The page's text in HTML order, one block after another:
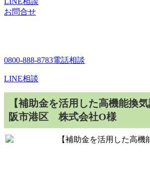
お問合せ
0800-888-8783電話相談
LINE相談
【補助金を活用した高機能換
阪市港区 株式会社O様